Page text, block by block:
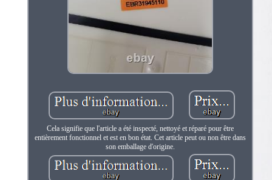
Cela signifie que l'article a été inspecté, nettoyé et réparé pour être
entièrement fonctionnel et est en bon état. Cet article peut ou non être dans
son emballage d'origine.